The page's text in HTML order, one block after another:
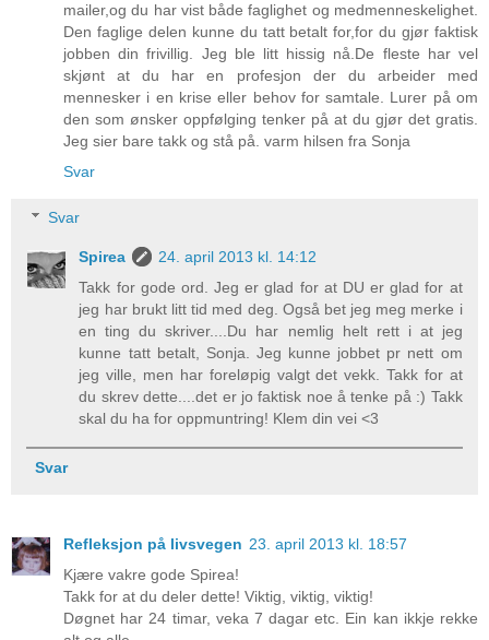
mailer,og du har vist både faglighet og medmenneskelighet.
Den faglige delen kunne du tatt betalt for,for du gjør faktisk
jobben din frivillig. Jeg ble litt hissig nå.De fleste har vel
skjønt at du har en profesjon der du arbeider med
mennesker i en krise eller behov for samtale. Lurer på om
den som ønsker oppfølging tenker på at du gjør det gratis.
Jeg sier bare takk og stå på. varm hilsen fra Sonja
Svar
Svar
Spirea
24. april 2013 kl. 14:12
Takk for gode ord. Jeg er glad for at DU er glad for at
jeg har brukt litt tid med deg. Også bet jeg meg merke i
en ting du skriver....Du har nemlig helt rett i at jeg
kunne tatt betalt, Sonja. Jeg kunne jobbet pr nett om
jeg ville, men har foreløpig valgt det vekk. Takk for at
du skrev dette....det er jo faktisk noe å tenke på :) Takk
skal du ha for oppmuntring! Klem din vei <3
Svar
Refleksjon på livsvegen 23. april 2013 kl. 18:57
Kjære vakre gode Spirea!
Takk for at du deler dette! Viktig, viktig, viktig!
Døgnet har 24 timar, veka 7 dagar etc. Ein kan ikkje rekke